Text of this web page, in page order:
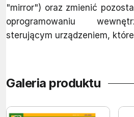
"mirror") oraz zmienić
oprogramowaniu
sterującym urządzeniem,
Galeria produktu